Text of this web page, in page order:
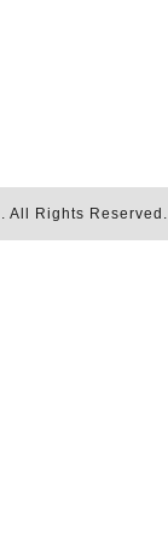
. All Rights Reserved.